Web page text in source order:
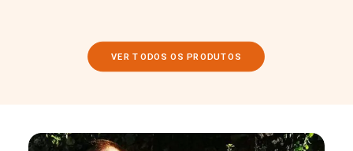
VER TODOS OS PRODUTOS